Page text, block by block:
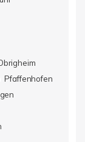
Pfaffenhofen